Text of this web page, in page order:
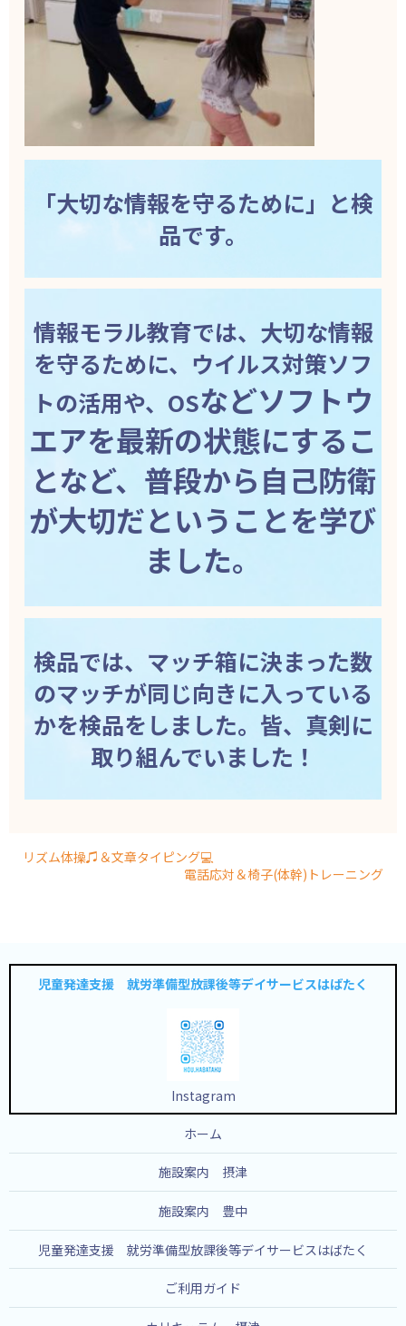
「大切な情報を守るために」と検
品です。
情報モラル教育では、大切な情報
を守るために、ウイルス対策ソフ
トの活用や、OSなどソフトウ
エアを最新の状態にするこ
となど、普段から自己防衛
が大切だということを学び
ました。
検品では、マッチ箱に決まった数
のマッチが同じ向きに入っている
かを検品をしました。皆、真剣に
取り組んでいました！
リズム体操♫＆文章タイピング💻
電話応対＆椅子(体幹)トレーニング
児童発達支援 就労準備型放課後等デイサービスはばたく
Instagram
ホーム
施設案内 摂津
施設案内 豊中
児童発達支援 就労準備型放課後等デイサービスはばたく
ご利用ガイド